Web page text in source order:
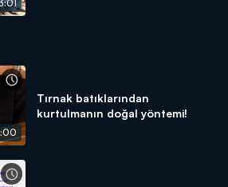
Tırnak batıklarından
kurtulmanın doğal yöntemi!